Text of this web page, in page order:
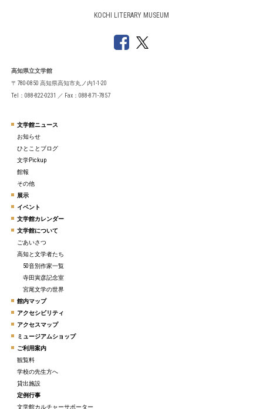
KOCHI LITERARY MUSEUM
高知県立文学館
〒780-0850 高知県高知市丸ノ内1-1-20
Tel：088-822-0231 ／ Fax：088-871-7857
文学館ニュース
お知らせ
ひとことブログ
文学Pickup
館報
その他
展示
イベント
文学館カレンダー
文学館について
ごあいさつ
高知と文学者たち
50音別作家一覧
寺田寅彦記念室
宮尾文学の世界
館内マップ
アクセシビリティ
アクセスマップ
ミュージアムショップ
ご利用案内
観覧料
学校の先生方へ
貸出施設
定例行事
文学館カルチャーサポーター